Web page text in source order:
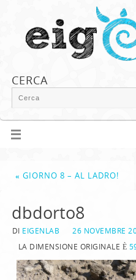
CERCA
« GIORNO 8 – AL LADRO!
dbdorto8
DI EIGENLAB
26 NOVEMBRE
LA DIMENSIONE ORIGINALE È